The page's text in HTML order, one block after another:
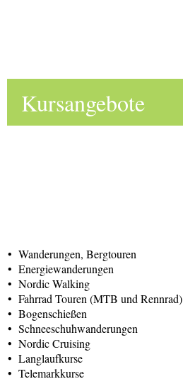
Kursangebote
• Wanderungen, Bergtouren
• Energiewanderungen
• Nordic Walking
• Fahrrad Touren (MTB und Rennrad)
• Bogenschießen
• Schneeschuhwanderungen
• Nordic Cruising
• Langlaufkurse
• Telemarkkurse